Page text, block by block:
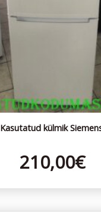
Kasutatud külmik
210,00€